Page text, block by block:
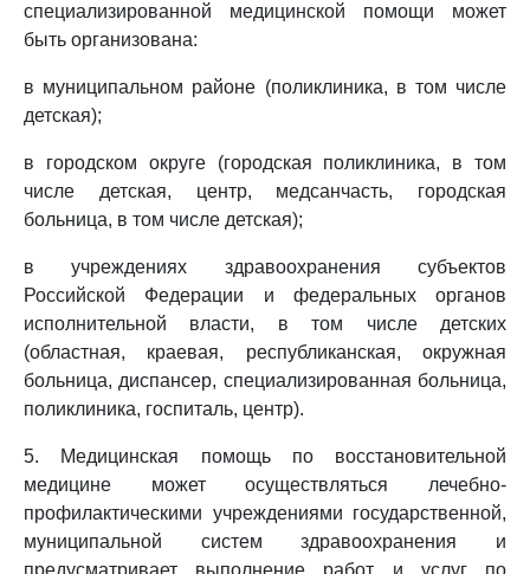
специализированной медицинской помощи может
быть организована:
в муниципальном районе (поликлиника, в том числе
детская);
в городском округе (городская поликлиника, в том
числе детская, центр, медсанчасть, городская
больница, в том числе детская);
в учреждениях здравоохранения субъектов
Российской Федерации и федеральных органов
исполнительной власти, в том числе детских
(областная, краевая, республиканская, окружная
больница, диспансер, специализированная больница,
поликлиника, госпиталь, центр).
5. Медицинская помощь по восстановительной
медицине может осуществляться лечебно-
профилактическими учреждениями государственной,
муниципальной систем здравоохранения и
предусматривает выполнение работ и услуг по